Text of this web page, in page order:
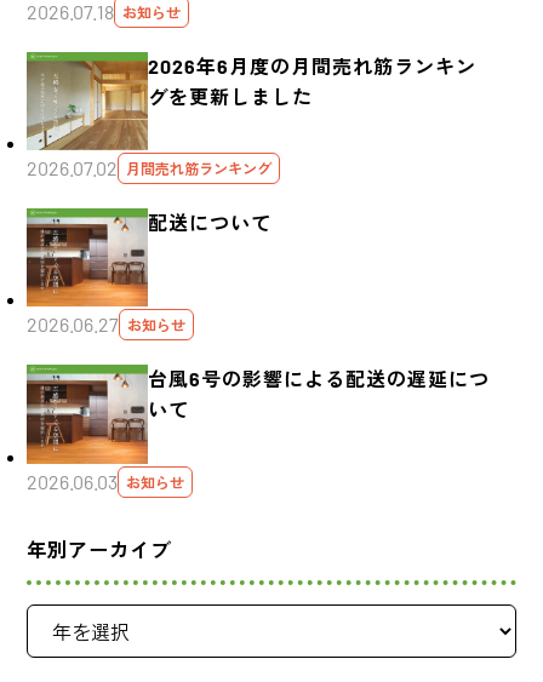
2026.07.18 お知らせ
2026年6月度の月間売れ筋ランキン
グを更新しました
2026.07.02 月間売れ筋ランキング
配送について
2026.06.27 お知らせ
台風6号の影響による配送の遅延につ
いて
2026.06.03 お知らせ
年別アーカイブ